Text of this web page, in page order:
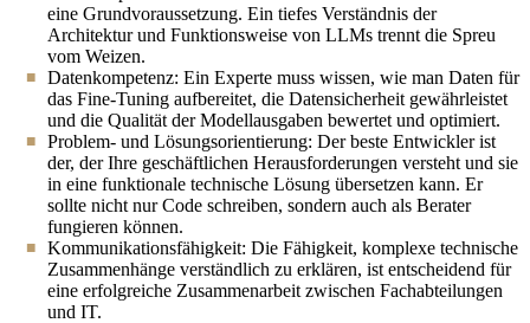
eine Grundvoraussetzung. Ein tiefes Verständnis der
Architektur und Funktionsweise von LLMs trennt die Spreu
vom Weizen.
Datenkompetenz: Ein Experte muss wissen, wie man Daten für
das Fine-Tuning aufbereitet, die Datensicherheit gewährleistet
und die Qualität der Modellausgaben bewertet und optimiert.
Problem- und Lösungsorientierung: Der beste Entwickler ist
der, der Ihre geschäftlichen Herausforderungen versteht und sie
in eine funktionale technische Lösung übersetzen kann. Er
sollte nicht nur Code schreiben, sondern auch als Berater
fungieren können.
Kommunikationsfähigkeit: Die Fähigkeit, komplexe technische
Zusammenhänge verständlich zu erklären, ist entscheidend für
eine erfolgreiche Zusammenarbeit zwischen Fachabteilungen
und IT.